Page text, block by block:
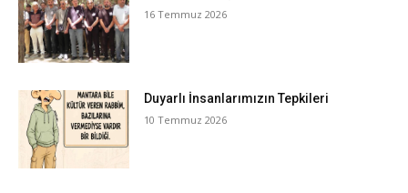
16 Temmuz 2026
Duyarlı İnsanlarımızın Tepkileri
10 Temmuz 2026